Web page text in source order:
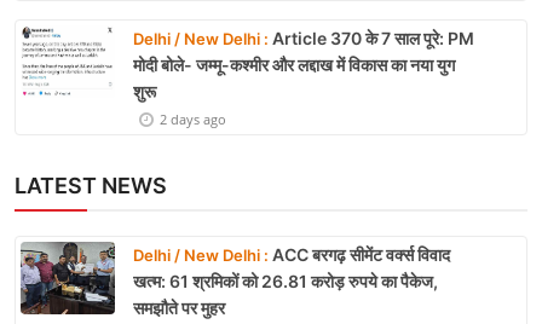
Delhi / New Delhi : Article 370 के 7 साल पूरे: PM
मोदी बोले- जम्मू-कश्मीर और लद्दाख में विकास का नया युग
शुरू
2 days ago
LATEST NEWS
Delhi / New Delhi : ACC बरगढ़ सीमेंट वर्क्स विवाद
खत्म: 61 श्रमिकों को 26.81 करोड़ रुपये का पैकेज,
समझौते पर मुहर